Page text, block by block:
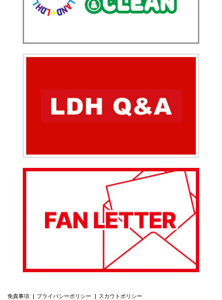
免責事項 プライバシーポリシー スカウトポリシー